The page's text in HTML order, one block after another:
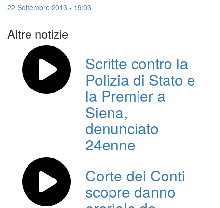
22 Settembre 2013 - 19:03
Altre notizie
Scritte contro la
Polizia di Stato e
la Premier a
Siena,
denunciato
24enne
Corte dei Conti
scopre danno